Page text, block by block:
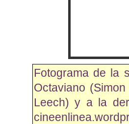
Fotograma de la
Octaviano
Leech) y a la